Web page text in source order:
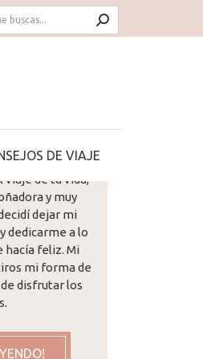
DE VIAJE
Mª José...
viaje de tu vida,
y muy
dejar mi
dedicarme a lo
hacía feliz. Mi
mi forma de
disfrutar los